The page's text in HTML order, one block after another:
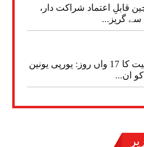
قابلِ اعتماد شراکت دار،
سے گریز...
ایران پر جارحیت کا 17 واں روز: یورپی یونین
ان...
شفقت‘...